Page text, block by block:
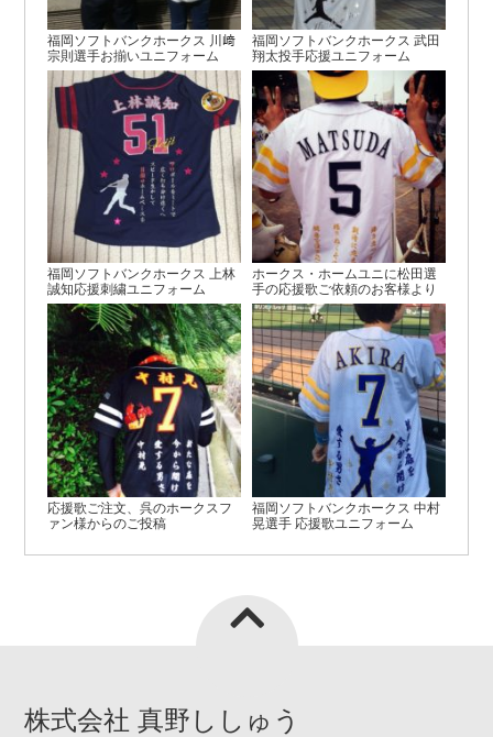
福岡ソフトバンクホークス 川﨑
宗則選手お揃いユニフォーム
福岡ソフトバンクホークス 武田
翔太投手応援ユニフォーム
福岡ソフトバンクホークス 上林
誠知応援刺繍ユニフォーム
ホークス・ホームユニに松田選
手の応援歌ご依頼のお客様より
応援歌ご注文、呉のホークスフ
ァン様からのご投稿
福岡ソフトバンクホークス 中村
晃選手 応援歌ユニフォーム
株式会社 真野ししゅう